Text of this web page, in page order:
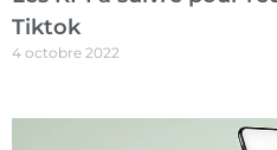
Tiktok
4 octobre 2022